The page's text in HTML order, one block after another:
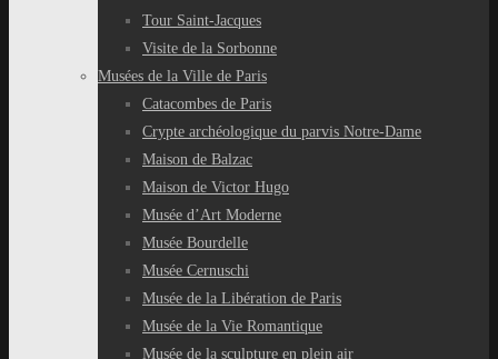
Tour Saint-Jacques
Visite de la Sorbonne
Musées de la Ville de Paris
Catacombes de Paris
Crypte archéologique du parvis Notre-Dame
Maison de Balzac
Maison de Victor Hugo
Musée d’Art Moderne
Musée Bourdelle
Musée Cernuschi
Musée de la Libération de Paris
Musée de la Vie Romantique
Musée de la sculpture en plein air